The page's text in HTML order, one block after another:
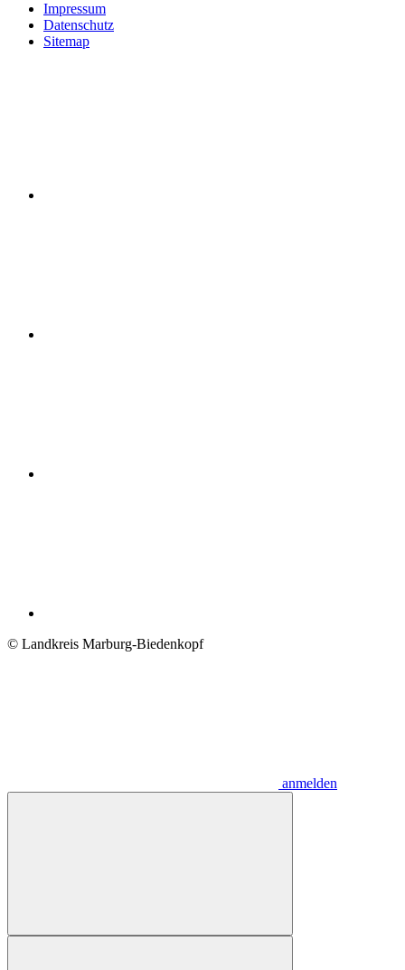
Impressum
Datenschutz
Sitemap
© Landkreis Marburg-Biedenkopf
anmelden